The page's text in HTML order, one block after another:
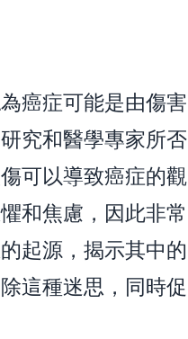
癌症可能是由傷害
究和醫學專家所否
可以導致癌症的觀
和焦慮，因此非常
起源，揭示其中的
這種迷思，同時促